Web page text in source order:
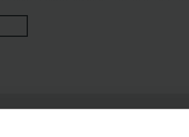
gefederte Fahrwerk schont den
und leicht erreichbare